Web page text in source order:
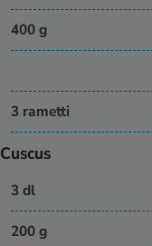
400 g
3 rametti
Cuscus
3 dl
200 g